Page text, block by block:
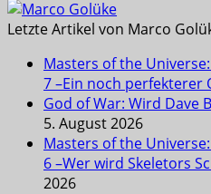
Letzte Artikel von Marco
Masters of the
7 –Ein noch perfekterer
God of War: Wird Dave
5. August 2026
Masters of the
6 –Wer wird Skeletors
2026